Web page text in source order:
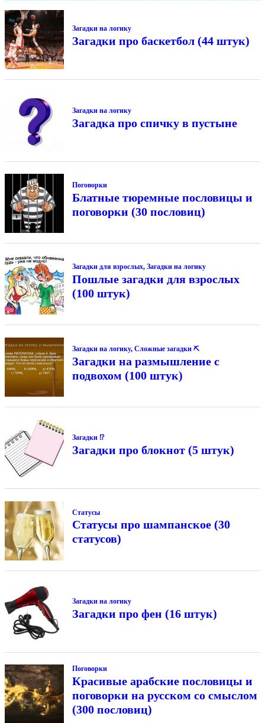
Загадки на логику
Загадки про баскетбол (44 штук)
Загадки на логику
Загадка про спичку в пустыне
Поговорки
Блатные тюремные пословицы и
поговорки (30 пословиц)
Загадки для взрослых, Загадки на логику
Пошлые загадки для взрослых
(100 штук)
Загадки на логику, Сложные загадки ⛏
Загадки на размышление с
подвохом (100 штук)
Загадки ⁉
Загадки про блокнот (5 штук)
Статусы
Статусы про шампанское (30
статусов)
Загадки на логику
Загадки про фен (16 штук)
Поговорки
Красивые арабские пословицы и
поговорки на русском со смыслом
(300 пословиц)